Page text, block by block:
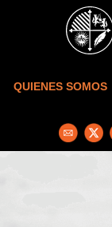
Skip to main content
QUIENES SOMOS